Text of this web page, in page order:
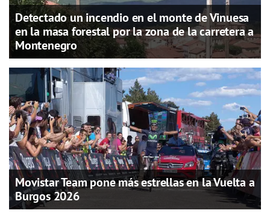
Detectado un incendio en el monte de Vinuesa
en la masa forestal por la zona de la carretera a
Montenegro
Movistar Team pone más estrellas en la Vuelta a
Burgos 2026